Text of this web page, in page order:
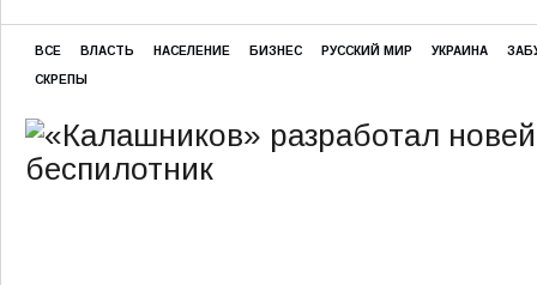
ВСЕ ВЛАСТЬ НАСЕЛЕНИЕ БИЗНЕС РУССКИЙ МИР УКРАИНА
СКРЕПЫ